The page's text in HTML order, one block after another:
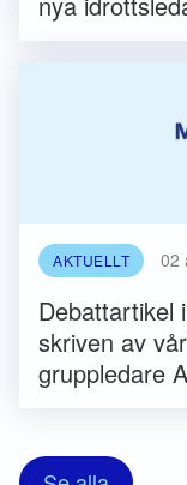
AKTUELLT 02
Debattartikel
skriven av
gruppledare